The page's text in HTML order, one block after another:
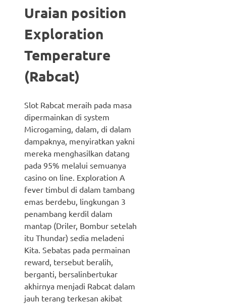
Uraian position
Exploration
Temperature
(Rabcat)
Slot Rabcat meraih pada masa
dipermainkan di system
Microgaming, dalam, di dalam
dampaknya, menyiratkan yakni
mereka menghasilkan datang
pada 95% melalui semuanya
casino on line. Exploration A
fever timbul di dalam tambang
emas berdebu, lingkungan 3
penambang kerdil dalam
mantap (Driler, Bombur setelah
itu Thundar) sedia meladeni
Kita. Sebatas pada permainan
reward, tersebut beralih,
berganti, bersalinbertukar
akhirnya menjadi Rabcat dalam
jauh terang terkesan akibat